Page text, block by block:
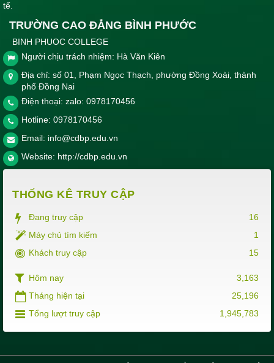
tế.
TRƯỜNG CAO ĐẲNG BÌNH PHƯỚC
BINH PHUOC COLLEGE
Người chịu trách nhiệm: Hà Văn Kiên
Địa chỉ: số 01, Phạm Ngọc Thạch, phường Đồng Xoài, thành
phố Đồng Nai
Điện thoại: zalo: 0978170456
Hotline: 0978170456
Email: info@cdbp.edu.vn
Website: http://cdbp.edu.vn
THỐNG KÊ TRUY CẬP
Đang truy cập
16
Máy chủ tìm kiếm
1
Khách truy cập
15
Hôm nay
3,163
Tháng hiện tại
25,196
Tổng lượt truy cập
1,945,783